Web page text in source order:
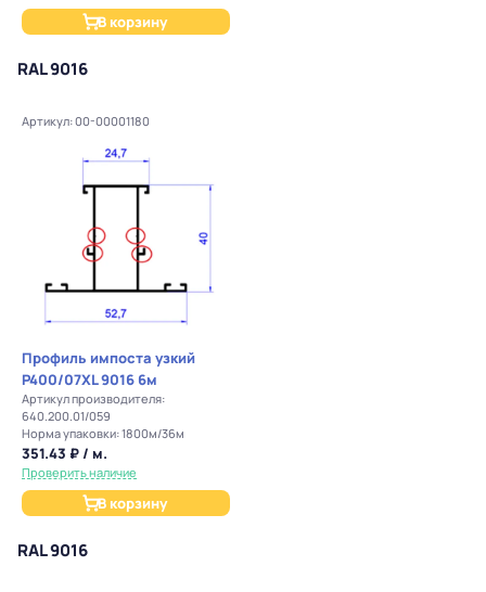
В корзину
RAL 9016
Артикул: 00-00001180
Профиль импоста узкий
P400/07XL 9016 6м
Артикул производителя:
640.200.01/059
Норма упаковки: 1800м/36м
351.43 ₽ / м.
Проверить наличие
В корзину
RAL 9016